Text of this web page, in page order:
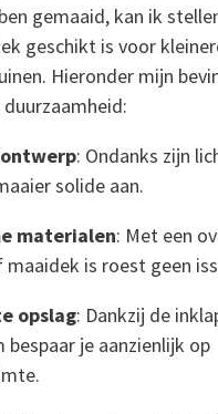
gemaaid, kan ik
geschikt is voor
Hieronder mijn
: Ondanks zijn
solide aan.
materialen: Met een
is roest geen
opslag: Dankzij de
bespaar je aanzienlijk op